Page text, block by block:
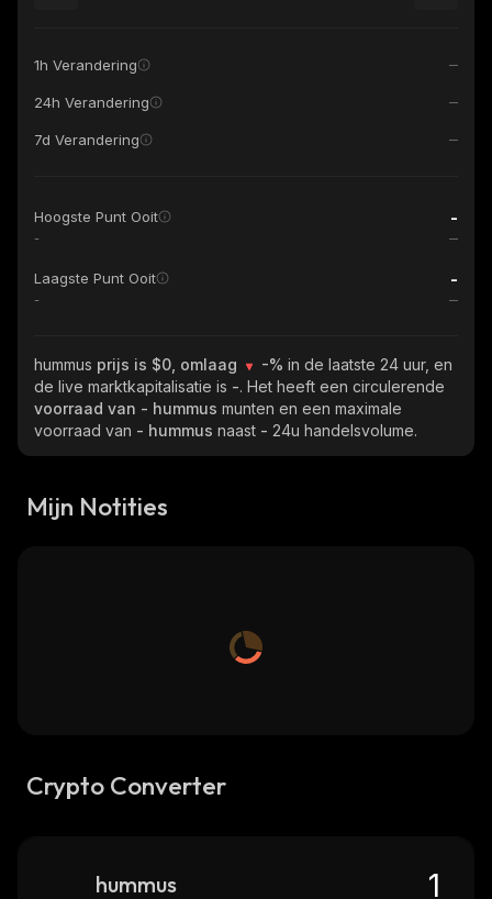
1h Verandering
24h Verandering
7d Verandering
Hoogste Punt Ooit -
-
Laagste Punt Ooit -
-
hummus prijs is $0, omlaag -% in de laatste 24 uur, en
de live marktkapitalisatie is -. Het heeft een circulerende
voorraad van - hummus munten en een maximale
voorraad van - hummus naast - 24u handelsvolume.
Mijn Notities
Crypto Converter
hummus